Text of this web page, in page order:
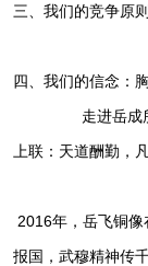
三、我们的竞争原
四、我们的信念：
走进岳成
上联：天道酬勤，
2016年，岳飞铜
报国，武穆精神传